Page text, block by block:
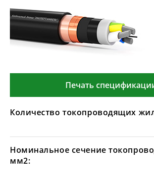
Печать
Количество токопроводящих
Номинальное сечение
мм2: